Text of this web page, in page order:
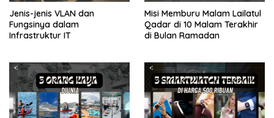
Jenis-jenis VLAN dan
Fungsinya dalam
Infrastruktur IT
Misi Memburu Malam Lailatul
Qadar di 10 Malam Terakhir
di Bulan Ramadan